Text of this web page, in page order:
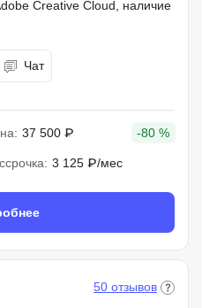
Creative Cloud, наличие
Чат
37 500 ₽ -80 %
3 125 ₽/мес
50 отзывов